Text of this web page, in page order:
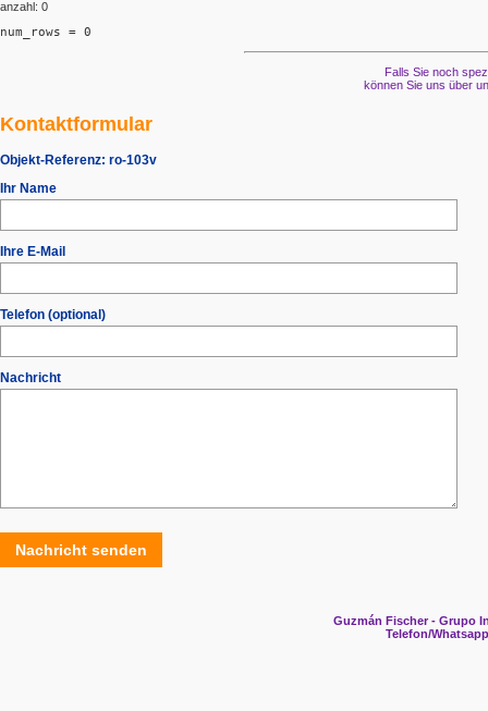
anzahl: 0
num_rows = 0
Falls Sie noch
können Sie uns über
Kontaktformular
Objekt-Referenz: ro-103v
Ihr Name
Ihre E-Mail
Telefon (optional)
Nachricht
Nachricht senden
Guzmán Fischer - Grupo
Telefon/